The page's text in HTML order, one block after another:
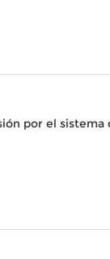
por el